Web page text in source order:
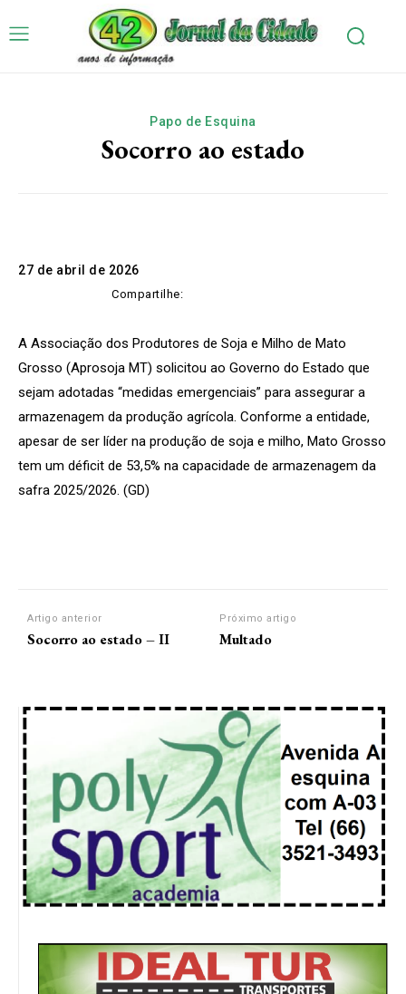
Papo de Esquina
Socorro ao estado
27 de abril de 2026
Compartilhe:
A Associação dos Produtores de Soja e Milho de Mato
Grosso (Aprosoja MT) solicitou ao Governo do Estado que
sejam adotadas “medidas emergenciais” para assegurar a
armazenagem da produção agrícola. Conforme a entidade,
apesar de ser líder na produção de soja e milho, Mato Grosso
tem um déficit de 53,5% na capacidade de armazenagem da
safra 2025/2026. (GD)
Artigo anterior
Socorro ao estado – II
Próximo artigo
Multado